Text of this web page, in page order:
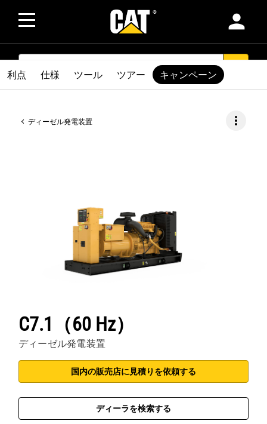
person
SEARCH
ディーゼル発電装置 more_vert
C7.1（60 Hz）
ディーゼル発電装置
国内の販売店に見積りを依頼する
ディーラを検索する
利点 仕様 ツール ツアー キャンペーン